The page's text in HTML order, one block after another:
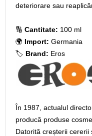
deteriorare sau
🔢 Cantitate: 100 ml
🌍 Import: Germania
🏷️ Brand: Eros
În 1987, actualul
producă produse
Datorită creșterii